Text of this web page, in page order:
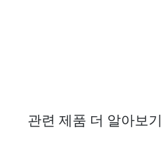
관련 제품 더 알아보기